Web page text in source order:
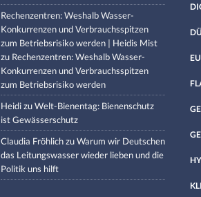
Rechenzentren: Weshalb Wasser-
Konkurrenzen und Verbrauchsspitzen
zum Betriebsrisiko werden | Heidis Mist
zu Rechenzentren: Weshalb Wasser-
Konkurrenzen und Verbrauchsspitzen
zum Betriebsrisiko werden
HeidizuWelt-Bienentag: Bienenschutz
ist Gewässerschutz
Claudia FröhlichzuWarum wir Deutschen
das Leitungswasser wieder lieben und die
Politik uns hilft